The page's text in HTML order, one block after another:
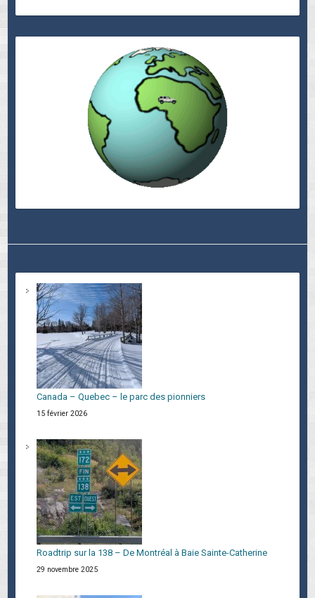
Canada – Quebec – le parc des pionniers
15 février 2026
Roadtrip sur la 138 – De Montréal à Baie Sainte-Catherine
29 novembre 2025